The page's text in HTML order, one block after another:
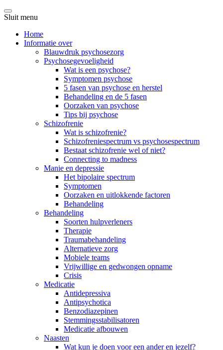
Sluit menu
Home
Informatie over
Blauwdruk psychosezorg
Psychosegevoeligheid
Wat is een psychose?
Symptomen psychose
5 fasen van psychose en herstel
Behandeling en de 5 fasen
Oorzaken van psychose
Tips bij psychose
Schizofrenie
Wat is schizofrenie?
Schizofreniespectrum vs psychosespectrum
Bestaat schizofrenie wel of niet?
Connecting to madness
Manie en depressie
Het bipolaire spectrum
Symptomen
Oorzaken en uitlokkende factoren
Behandeling
Behandeling
Soorten hulpverleners
Therapie
Traumabehandeling
Alternatieve zorg
Mobiele teams
Vrijwillige en gedwongen opname
Crisis
Medicatie
Antidepressiva
Antipsychotica
Benzodiazepinen
Stemmingsstabilisatoren
Medicatie afbouwen
Naasten
Wat kun je doen voor een ander en jezelf?